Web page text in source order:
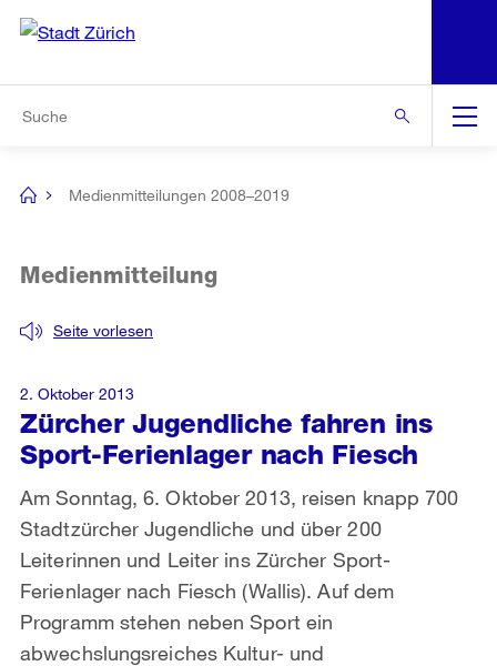
Navigation
[no
Medienmitteilungen 2008–2019
Zürcher Jugendliche fahren ins
Sport-Ferienlager nach Fiesch
Seite vorlesen
Medienmitteilung
Am Sonntag, 6. Oktober 2013, reisen knapp 700
Stadtzürcher Jugendliche und über 200
Leiterinnen und Leiter ins Zürcher Sport-
Ferienlager nach Fiesch (Wallis). Auf dem
Programm stehen neben Sport ein
abwechslungsreiches Kultur- und
2. Oktober 2013